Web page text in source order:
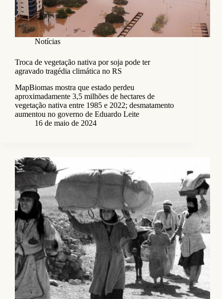
Notícias
Troca de vegetação nativa por soja pode ter
agravado tragédia climática no RS
MapBiomas mostra que estado perdeu
aproximadamente 3,5 milhões de hectares de
vegetação nativa entre 1985 e 2022; desmatamento
aumentou no governo de Eduardo Leite
16 de maio de 2024